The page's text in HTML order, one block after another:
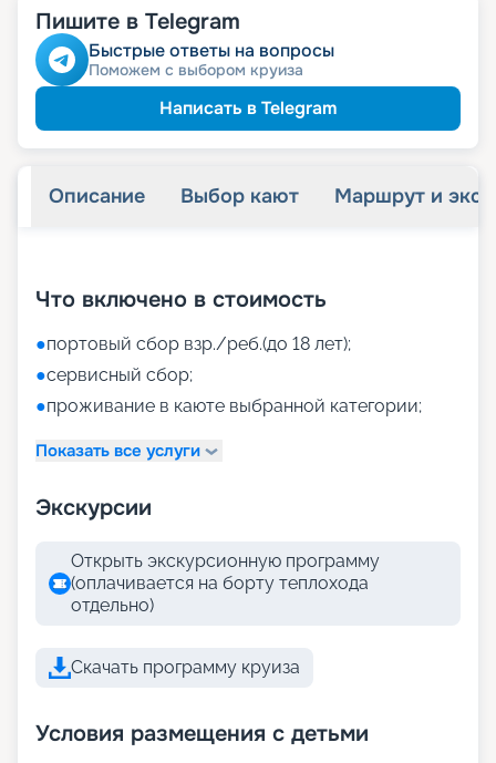
Пишите в Telegram
Быстрые ответы на вопросы
Поможем с выбором круиза
Написать в Telegram
Описание Выбор кают Маршрут и
Что включено в стоимость
●портовый сбор взр./реб.(до 18 лет);
●сервисный сбор;
●проживание в каюте выбранной категории;
Показать все услуги
Экскурсии
Открыть экскурсионную программу
(оплачивается на борту теплохода
отдельно)
Скачать программу круиза
Условия размещения с детьми